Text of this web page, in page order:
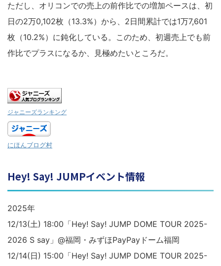
ただし、オリコンでの売上の前作比での増加ペースは、初
日の2万0,102枚（13.3%）から、2日間累計では1万7,601
枚（10.2%）に鈍化している。このため、初週売上でも前
作比でプラスになるか、見極めたいところだ。
ジャニーズランキング
にほんブログ村
Hey! Say! JUMPイベント情報
2025年
12/13(土) 18:00「Hey! Say! JUMP DOME TOUR 2025-
2026 S say」@福岡・みずほPayPayドーム福岡
12/14(日) 15:00「Hey! Say! JUMP DOME TOUR 2025-